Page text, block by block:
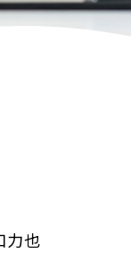
力也